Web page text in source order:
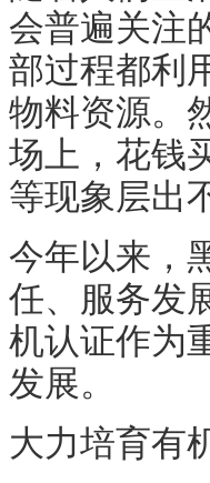
会普遍关注
部过程都利
物料资源。
场上，花钱
等现象层出
今年以来，
任、服务发
机认证作为
发展。
大力培育有